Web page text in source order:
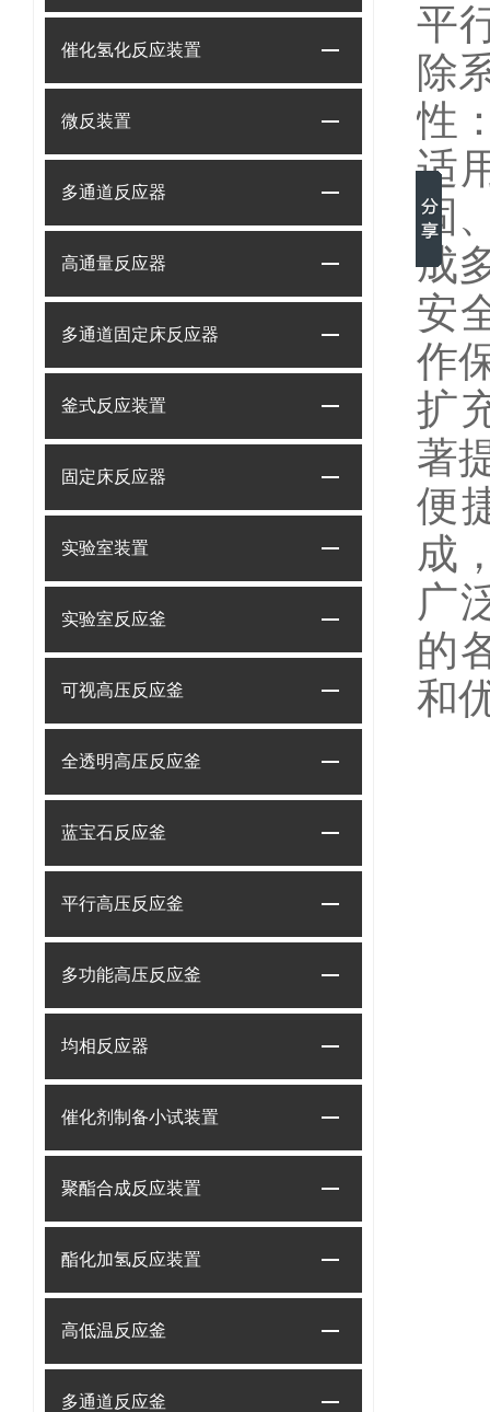
催化氢化反应装置
微反装置
多通道反应器
高通量反应器
多通道固定床反应器
釜式反应装置
固定床反应器
实验室装置
实验室反应釜
可视高压反应釜
全透明高压反应釜
蓝宝石反应釜
平行高压反应釜
多功能高压反应釜
均相反应器
催化剂制备小试装置
聚酯合成反应装置
酯化加氢反应装置
高低温反应釜
多通道反应釜
平
除
性
适
固
成
安
作
扩
著
便
成
广
的
和